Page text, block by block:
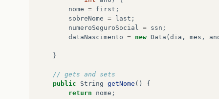
//end metodo valida mes
checkDay ( int
31 31
return
}
nome = first ;
sobreNome = last ;
numeroSeguroSocial = ssn ;
dataNascimento = new Data ( dia , mes ,
}
// gets and sets
public
String getNome ()
{
return
nome ;